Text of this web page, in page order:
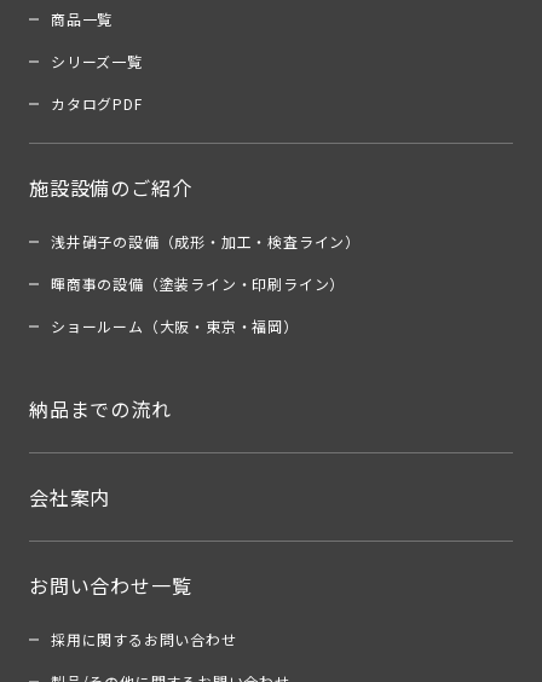
商品一覧
シリーズ一覧
カタログPDF
施設設備のご紹介
浅井硝子の設備（成形・加工・検査ライン）
暉商事の設備（塗装ライン・印刷ライン）
ショールーム（大阪・東京・福岡）
納品までの流れ
会社案内
お問い合わせ一覧
採用に関するお問い合わせ